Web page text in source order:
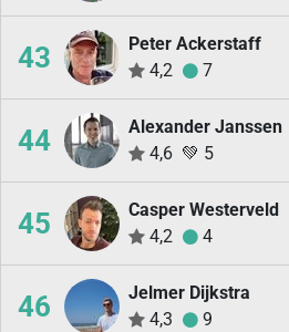
43
Peter Ackerstaff
4,2
7
44
Alexander Janssen
4,6 💚 5
45
Casper Westerveld
4,2
4
46
Jelmer Dijkstra
4,3
9